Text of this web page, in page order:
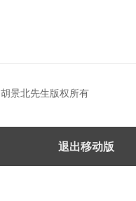
胡景北先生版权所有
退出移动版